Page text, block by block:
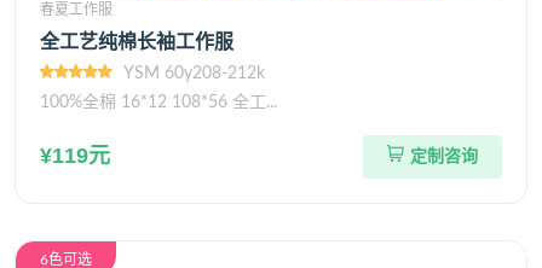
春夏工作服
全工艺纯棉长袖工作服
YSM 60y208-212k
100%全棉 16*12 108*56 全工...
¥119元 定制咨询
6色可选